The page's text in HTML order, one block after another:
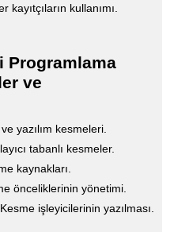
kayıtçıların kullanımı.
Programlama
ve
yazılım kesmeleri.
tabanlı kesmeler.
kaynakları.
önceliklerinin yönetimi.
Kesme işleyicilerinin yazılması.